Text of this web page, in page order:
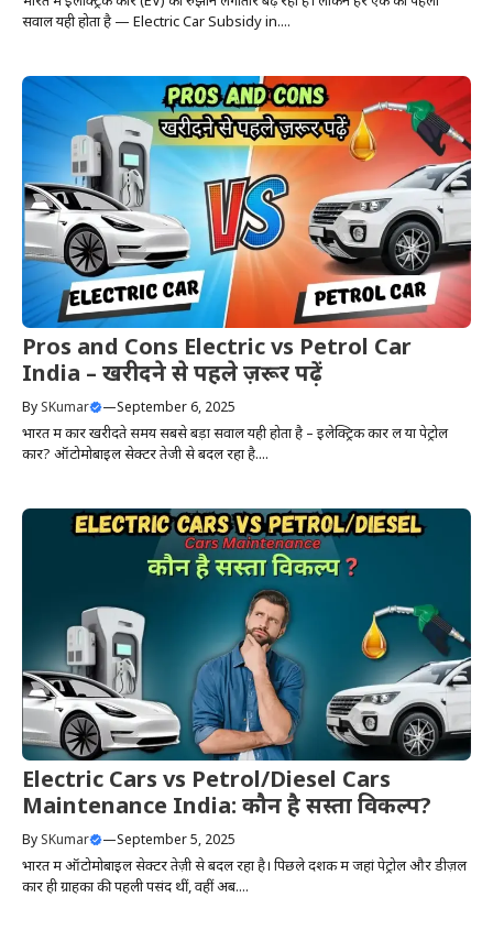
सवाल यही होता है — Electric Car Subsidy in....
Pros and Cons Electric vs Petrol Car
India – खरीदने से पहले ज़रूर पढ़ें
By SKumar —September 6, 2025
भारत में कार खरीदते समय सबसे बड़ा सवाल यही होता है – इलेक्ट्रिक कार लें या पेट्रोल
कार? ऑटोमोबाइल सेक्टर तेजी से बदल रहा है....
Electric Cars vs Petrol/Diesel Cars
Maintenance India: कौन है सस्ता विकल्प?
By SKumar —September 5, 2025
भारत में ऑटोमोबाइल सेक्टर तेज़ी से बदल रहा है। पिछले दशक में जहां पेट्रोल और डीज़ल
कारें ही ग्राहकों की पहली पसंद थीं, वहीं अब....